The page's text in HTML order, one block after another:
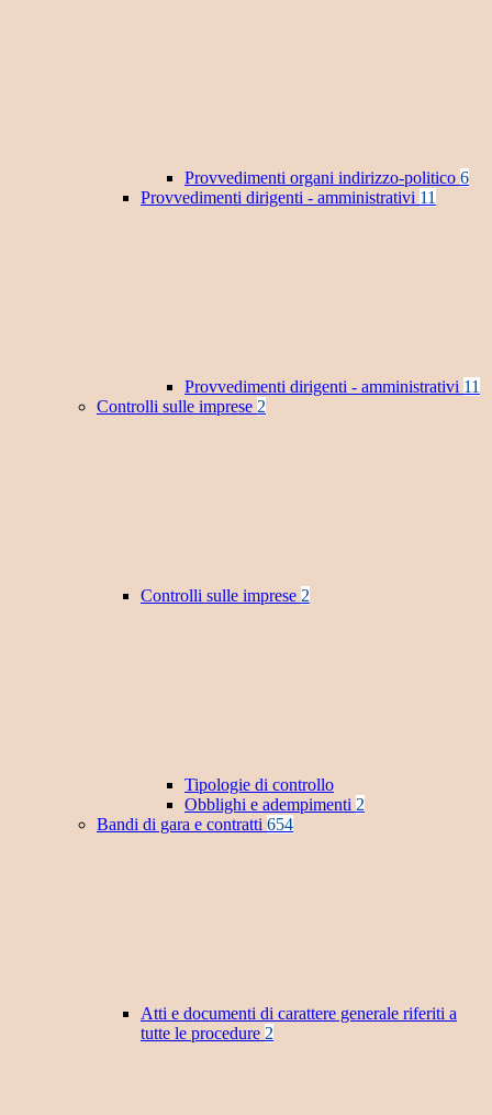
Provvedimenti organi indirizzo-politico 6
Provvedimenti dirigenti - amministrativi 11
Provvedimenti dirigenti - amministrativi 11
Controlli sulle imprese 2
Controlli sulle imprese 2
Tipologie di controllo
Obblighi e adempimenti 2
Bandi di gara e contratti 654
Atti e documenti di carattere generale riferiti a
tutte le procedure 2